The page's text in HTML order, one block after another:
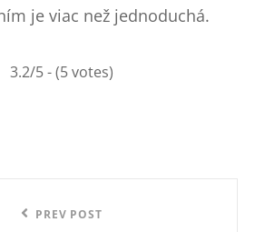
je viac než jednoduchá.
3.2/5 - (5 votes)
PREV POST